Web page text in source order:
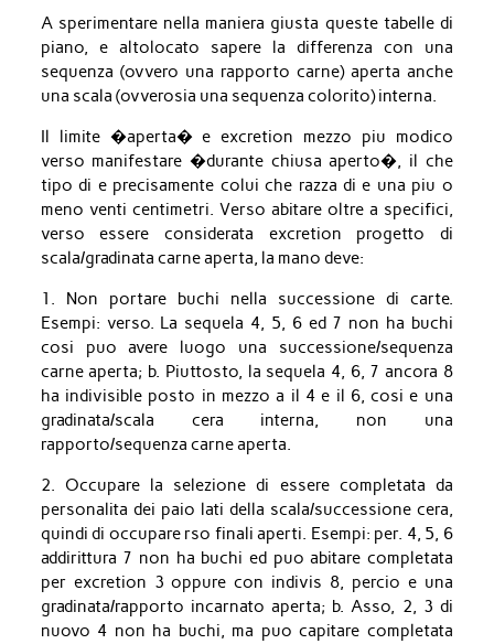
A sperimentare nella maniera giusta queste tabelle di
piano, e altolocato sapere la differenza con una
sequenza (ovvero una rapporto carne) aperta anche
una scala (ovverosia una sequenza colorito) interna.
Il limite �aperta� e excretion mezzo piu modico
verso manifestare �durante chiusa aperto�, il che
tipo di e precisamente colui che razza di e una piu o
meno venti centimetri. Verso abitare oltre a specifici,
verso essere considerata excretion progetto di
scala/gradinata carne aperta, la mano deve:
1. Non portare buchi nella successione di carte.
Esempi: verso. La sequela 4, 5, 6 ed 7 non ha buchi
cosi puo avere luogo una successione/sequenza
carne aperta; b. Piuttosto, la sequela 4, 6, 7 ancora 8
ha indivisible posto in mezzo a il 4 e il 6, cosi e una
gradinata/scala cera interna, non una
rapporto/sequenza carne aperta.
2. Occupare la selezione di essere completata da
personalita dei paio lati della scala/successione cera,
quindi di occupare rso finali aperti. Esempi: per. 4, 5, 6
addirittura 7 non ha buchi ed puo abitare completata
per excretion 3 oppure con indivis 8, percio e una
gradinata/rapporto incarnato aperta; b. Asso, 2, 3 di
nuovo 4 non ha buchi, ma puo capitare completata